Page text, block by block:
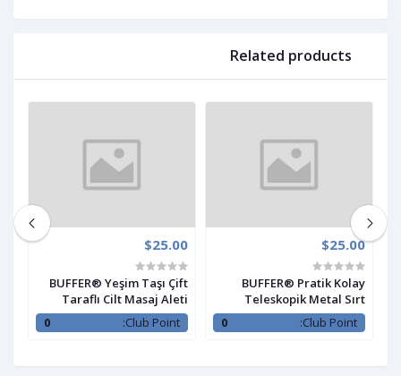
Related products
$25.00
BUFFER® Pratik Kolay
Teleskopik Metal Sırt
Kaşıma Kaşağı Aleti
Aparatı
Club Point:
0
$25.00
BUFFER® Yeşim Taşı Çift
Taraflı Cilt Masaj Aleti
Club Point:
0